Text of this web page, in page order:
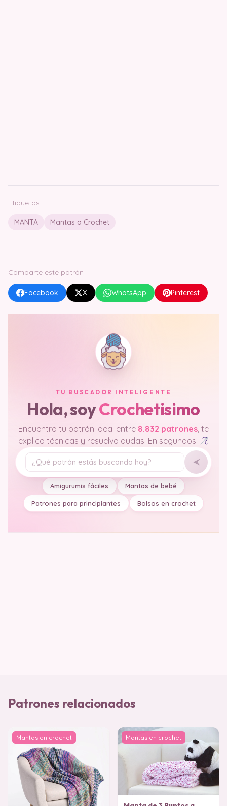
Etiquetas
MANTA Mantas a Crochet
Comparte este patrón
Facebook X WhatsApp Pinterest
TU BUSCADOR INTELIGENTE
Hola, soyCrochetisimo
Encuentro tu patrón ideal entre 8.832 patrones , te
explico técnicas y resuelvo dudas. En segundos.
Tu pregunta
Amigurumis fáciles Mantas de bebé
Patrones para principiantes Bolsos en crochet
Patrones relacionados
Mantas en crochet Mantas en crochet